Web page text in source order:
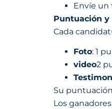
Envíe un
Puntuación y
Cada
Foto: 1
video2
Su
Los